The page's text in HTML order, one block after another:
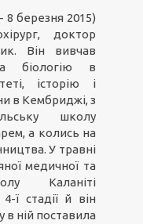
8 березня 2015)
доктор
Він вивчав
біологію в
історію і
в Кембриджі, з
школу
а колись на
У травні
медичної та
Каланіті
ї стадії й він
в ній поставила